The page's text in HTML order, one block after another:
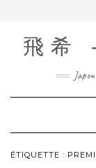
content飛希
ÉTIQUETTE :